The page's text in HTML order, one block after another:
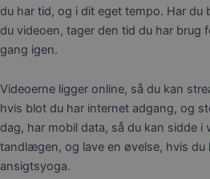
du har tid, og i dit eget tempo. Har du
du videoen, tager den tid du har brug
gang igen.
Videoerne ligger online, så du kan
hvis blot du har internet adgang, og
dag, har mobil data, så du kan sidde
tandlægen, og lave en øvelse, hvis du
ansigtsyoga.